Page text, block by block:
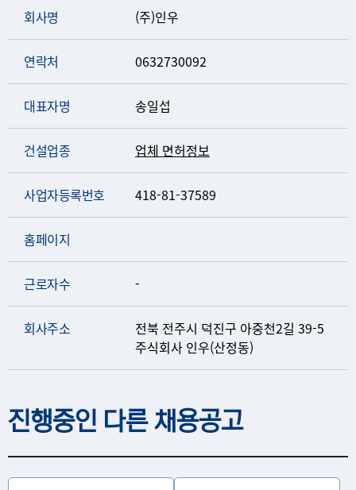
회사명 (주)인우
연락처 0632730092
대표자명 송일섭
건설업종 업체 면허정보
사업자등록번호 418-81-37589
홈페이지
근로자수 -
회사주소
전북 전주시 덕진구 아중천2길 39-5
주식회사 인우(산정동)
진행중인 다른 채용공고